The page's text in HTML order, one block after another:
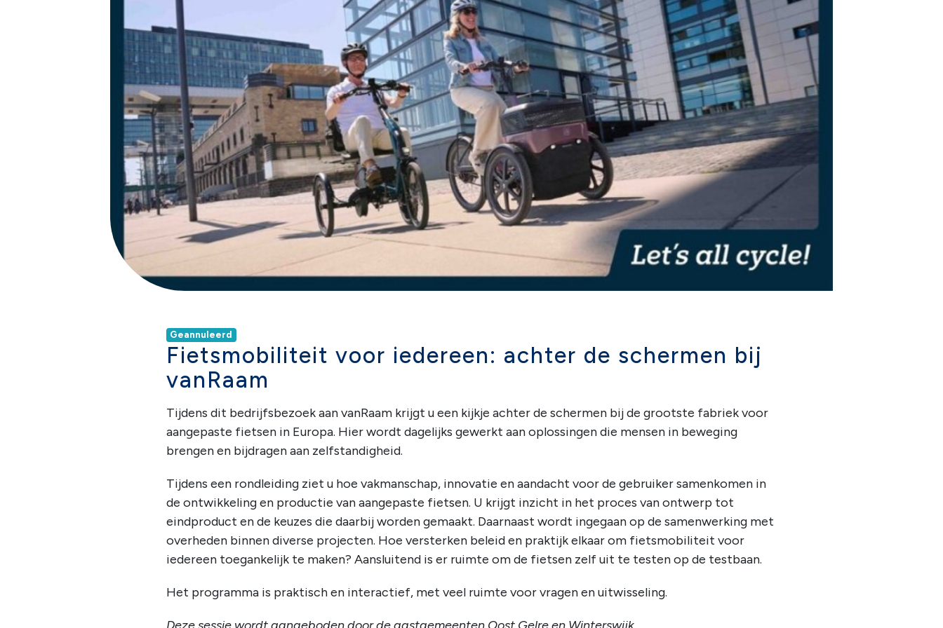
Geannuleerd
Fietsmobiliteit voor iedereen: achter de schermen bij
vanRaam
Tijdens dit bedrijfsbezoek aan vanRaam krijgt u een kijkje achter de schermen bij de grootste fabriek voor
aangepaste fietsen in Europa. Hier wordt dagelijks gewerkt aan oplossingen die mensen in beweging
brengen en bijdragen aan zelfstandigheid.
Tijdens een rondleiding ziet u hoe vakmanschap, innovatie en aandacht voor de gebruiker samenkomen in
de ontwikkeling en productie van aangepaste fietsen. U krijgt inzicht in het proces van ontwerp tot
eindproduct en de keuzes die daarbij worden gemaakt. Daarnaast wordt ingegaan op de samenwerking met
overheden binnen diverse projecten. Hoe versterken beleid en praktijk elkaar om fietsmobiliteit voor
iedereen toegankelijk te maken? Aansluitend is er ruimte om de fietsen zelf uit te testen op de testbaan.
Het programma is praktisch en interactief, met veel ruimte voor vragen en uitwisseling.